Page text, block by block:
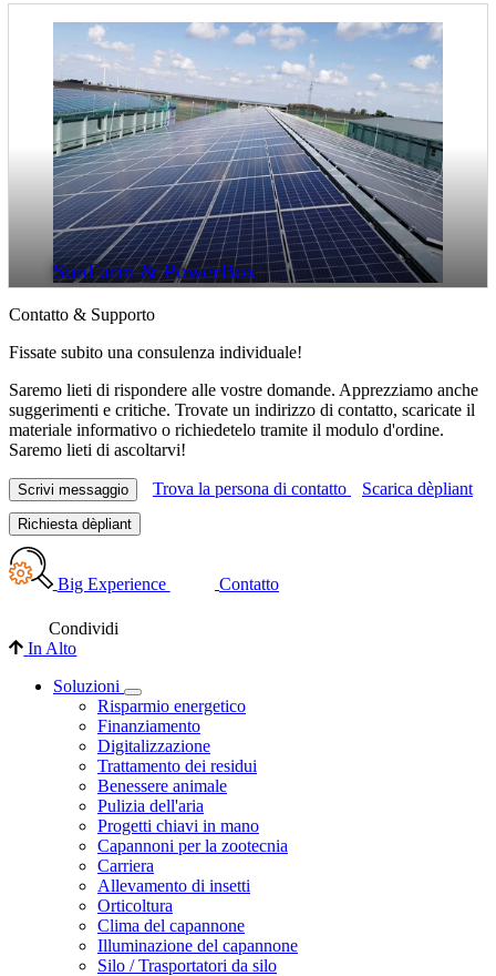
SunFarm & PowerBox
Contatto & Supporto
Fissate subito una consulenza individuale!
Saremo lieti di rispondere alle vostre domande. Apprezziamo anche
suggerimenti e critiche. Trovate un indirizzo di contatto, scaricate il
materiale informativo o richiedetelo tramite il modulo d'ordine.
Saremo lieti di ascoltarvi!
Scrivi messaggio Trova la persona di contatto Scarica dèpliant
Richiesta dèpliant
Big Experience Contatto
Condividi
In Alto
Soluzioni
Risparmio energetico
Finanziamento
Digitalizzazione
Trattamento dei residui
Benessere animale
Pulizia dell'aria
Progetti chiavi in mano
Capannoni per la zootecnia
Carriera
Allevamento di insetti
Orticoltura
Clima del capannone
Illuminazione del capannone
Silo / Trasportatori da silo